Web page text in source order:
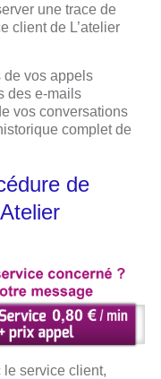
une trace de
client de L’atelier
de vos appels
des e-mails
vos conversations
complet de
de
le service client,